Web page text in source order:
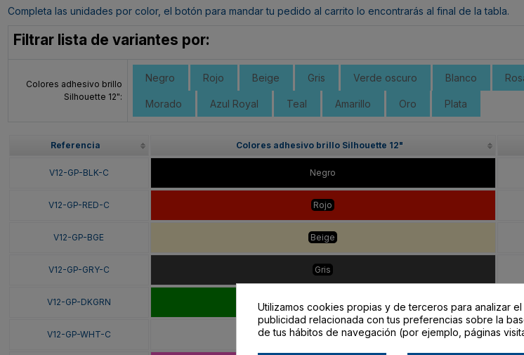
Completa las unidades por color, el botón para mandar tu pedido al carrito lo encontrarás al final de la tabla.
Filtrar lista de variantes por:
Colores adhesivo brillo
Silhouette 12":
Negro Rojo Beige Gris Verde oscuro Blanco
Morado Azul Royal Teal Amarillo Oro Plata
Referencia Colores adhesivo brillo Silhouette 12"
V12-GP-BLK-C Negro
V12-GP-RED-C Rojo
V12-GP-BGE Beige
V12-GP-GRY-C Gris
V12-GP-DKGRN Verde oscuro
V12-GP-WHT-C Blanco
Utilizamos cookies propias y de terceros para analizar
publicidad relacionada con tus preferencias sobre la
de tus hábitos de navegación (por ejemplo, páginas